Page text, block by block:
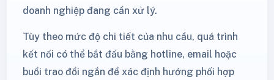
doanh nghiệp đang cần xử lý.
Tùy theo mức độ chi tiết của nhu cầu, quá trình
kết nối có thể bắt đầu bằng hotline, email hoặc
buổi trao đổi ngắn để xác định hướng phối hợp